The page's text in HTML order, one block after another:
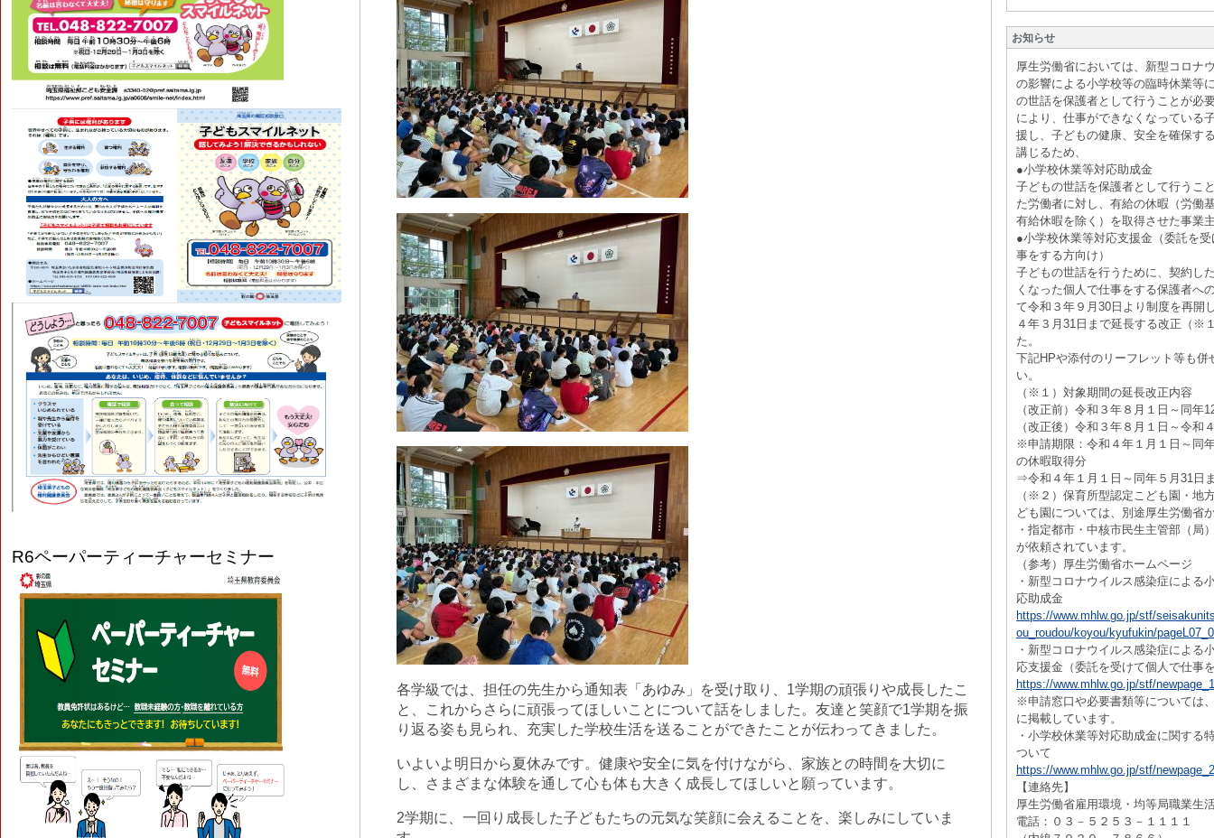
R6ペーパーティーチャーセミナー
各学級では、担任の先生から通知表「あゆみ」を受け取り、1学期の頑張りや成長したこ
と、これからさらに頑張ってほしいことについて話をしました。友達と笑顔で1学期を振
り返る姿も見られ、充実した学校生活を送ることができたことが伝わってきました。
いよいよ明日から夏休みです。健康や安全に気を付けながら、家族との時間を大切に
し、さまざまな体験を通して心も体も大きく成長してほしいと願っています。
2学期に、一回り成長した子どもたちの元気な笑顔に会えることを、楽しみにしていま
お知らせ
厚生労働省においては、新型コロナ
の影響による小学校等の臨時休業等
の世話を保護者として行うことが必
により、仕事ができなくなっている
援し、子どもの健康、安全を確保す
講じるため、
●小学校休業等対応助成金
子どもの世話を保護者として行うこ
た労働者に対し、有給の休暇（労働
有給休暇を除く）を取得させた事業
●小学校休業等対応支援金（委託を
事をする方向け）
子どもの世話を行うために、契約し
くなった個人で仕事をする保護者へ
て令和３年９月30日より制度を再開
４年３月31日まで延長する改正（※
た。
下記HPや添付のリーフレット等も併
い。
（※１）対象期間の延長改正内容
（改正前）令和３年８月１日～同年
（改正後）令和３年８月１日～令和
※申請期限：令和４年１月１日～同
の休暇取得分
⇒令和４年１月１日～同年５月31日
（※２）保育所型認定こども園・地
ども園については、別途厚生労働省
・指定都市・中核市民生主管部（局
が依頼されています。
（参考）厚生労働省ホームページ
・新型コロナウイルス感染症による
応助成金
https://www.mhlw.go.jp/stf/
ou_roudou/koyou/kyufukin/
・新型コロナウイルス感染症による
応支援金（委託を受けて個人で仕事
https://www.mhlw.go.jp/stf/
※申請窓口や必要書類等については
に掲載しています。
・小学校休業等対応助成金に関する
ついて
https://www.mhlw.go.jp/stf/
【連絡先】
厚生労働省雇用環境・均等局職業生
電話：０３－５２５３－１１１１